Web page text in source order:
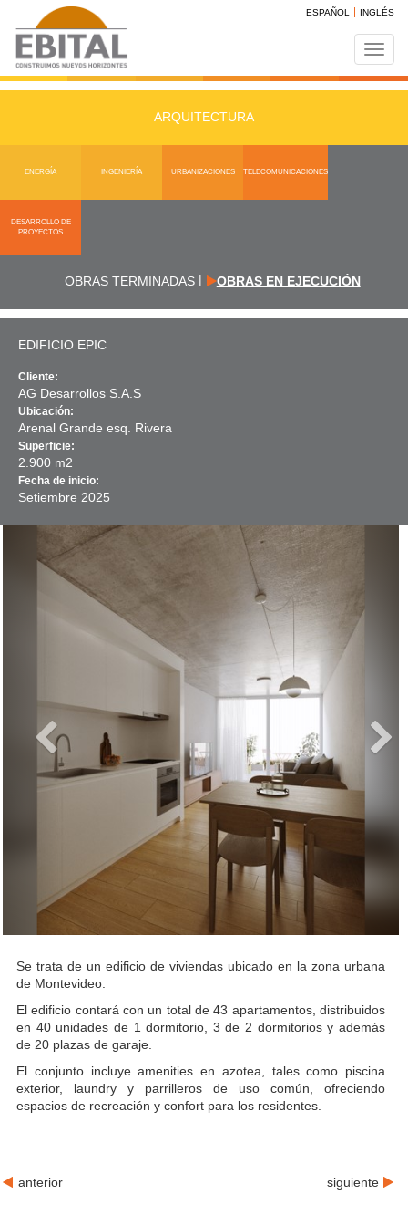
ESPAÑOL INGLÉS
ARQUITECTURA
ENERGÍA INGENIERÍA URBANIZACIONES TELECOMUNICACIONES
DESARROLLO DE
PROYECTOS
OBRAS TERMINADAS| OBRAS EN EJECUCIÓN
EDIFICIO EPIC
Cliente:
AG Desarrollos S.A.S
Ubicación:
Arenal Grande esq. Rivera
Superficie:
2.900 m2
Fecha de inicio:
Setiembre 2025
Previous
Se trata de un edificio de viviendas ubicado en la zona urbana
de Montevideo.
El edificio contará con un total de 43 apartamentos, distribuidos
en 40 unidades de 1 dormitorio, 3 de 2 dormitorios y además
de 20 plazas de garaje.
El conjunto incluye amenities en azotea, tales como piscina
exterior, laundry y parrilleros de uso común, ofreciendo
espacios de recreación y confort para los residentes.
anterior siguiente